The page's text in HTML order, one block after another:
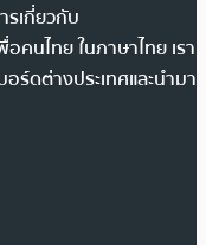
รเกี่ยวกับ
คนไทย ในภาษาไทย เรา
ร์ดต่างประเทศและนำมา